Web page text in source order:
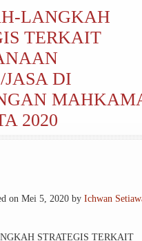
LANGKAH
TERKAIT
DI
2020
on Mei 5, 2020 by Ichwan